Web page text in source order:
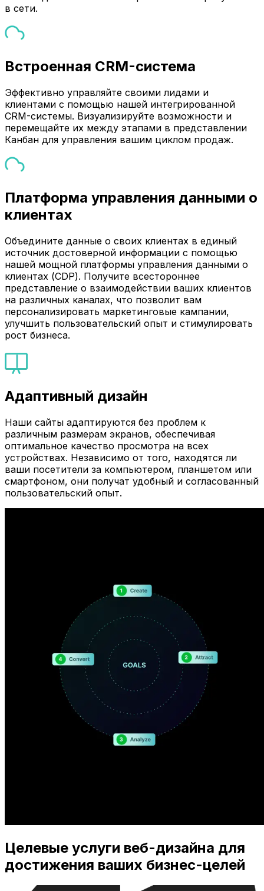
в сети.
Встроенная CRM-система
Эффективно управляйте своими лидами и
клиентами с помощью нашей интегрированной
CRM-системы. Визуализируйте возможности и
перемещайте их между этапами в представлении
Канбан для управления вашим циклом продаж.
Платформа управления данными о
клиентах
Объедините данные о своих клиентах в единый
источник достоверной информации с помощью
нашей мощной платформы управления данными о
клиентах (CDP). Получите всестороннее
представление о взаимодействии ваших клиентов
на различных каналах, что позволит вам
персонализировать маркетинговые кампании,
улучшить пользовательский опыт и стимулировать
рост бизнеса.
Адаптивный дизайн
Наши сайты адаптируются без проблем к
различным размерам экранов, обеспечивая
оптимальное качество просмотра на всех
устройствах. Независимо от того, находятся ли
ваши посетители за компьютером, планшетом или
смартфоном, они получат удобный и согласованный
пользовательский опыт.
Целевые услуги веб-дизайна для
достижения ваших бизнес-целей